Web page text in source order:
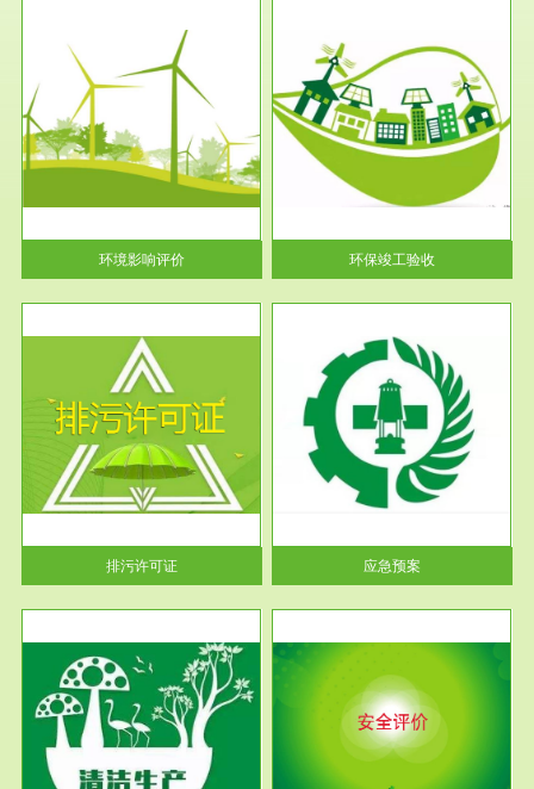
环境影响评价
服务范围
环保竣工验收
根据《建设项目环境保护管理条
例》第十七条 编制环境影响报
告书、...
环保竣工验收
排污许可证
服务范围
应急预案
根据《中华人民共和国环境保护
法》第十九条 企业事业单位应
当按照...
应急预案
服务范围
安全评价
安全评价安全评价目的是查找、